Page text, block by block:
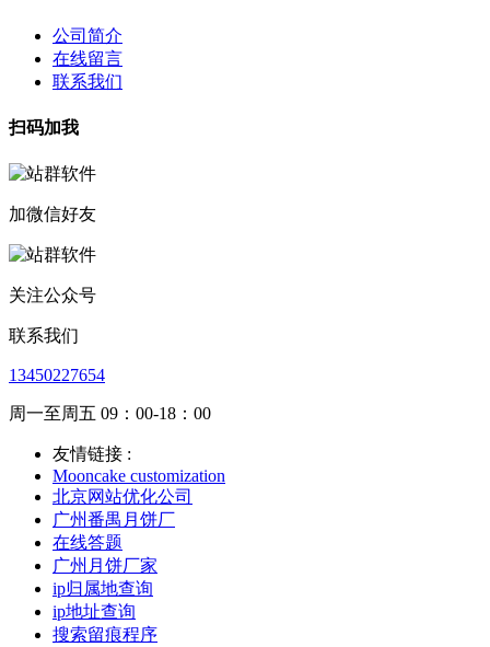
公司简介
在线留言
联系我们
扫码加我
加微信好友
关注公众号
联系我们
13450227654
周一至周五 09：00-18：00
友情链接 :
Mooncake customization
北京网站优化公司
广州番禺月饼厂
在线答题
广州月饼厂家
ip归属地查询
ip地址查询
搜索留痕程序